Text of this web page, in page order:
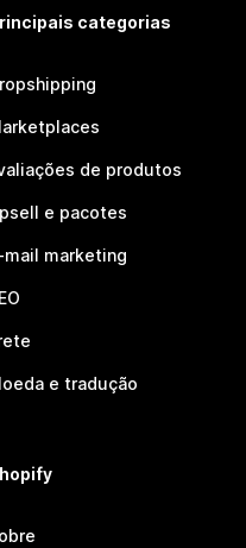
categorias
de produtos
e pacotes
mail marketing
e tradução